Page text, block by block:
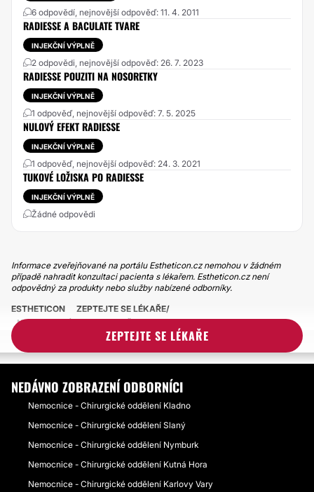
6 odpovědí, nejnovější odpověď: 11. 4. 2011
RADIESSE A BACULATE TVARE
INJEKČNÍ VÝPLNĚ
2 odpovědi, nejnovější odpověď: 26. 7. 2023
RADIESSE POUZITI NA NOSORETKY
INJEKČNÍ VÝPLNĚ
1 odpověď, nejnovější odpověď: 7. 5. 2025
NULOVÝ EFEKT RADIESSE
INJEKČNÍ VÝPLNĚ
1 odpověď, nejnovější odpověď: 24. 3. 2021
TUKOVÉ LOŽISKA PO RADIESSE
INJEKČNÍ VÝPLNĚ
Žádné odpovědi
Informace zveřejňované na portálu Estheticon.cz nemohou v žádném
případě nahradit konzultaci pacienta s lékařem. Estheticon.cz není
odpovědný za produkty nebo služby nabízené odborníky.
ZEPTEJTE SE LÉKAŘE
ESTHETICON
ZEPTEJTE SE LÉKAŘE
NEINVAZIVNÍ LIFTING OBLIČEJE
ROZTROUŠENÁ SKLEROZA A RADIESSE
NEDÁVNO ZOBRAZENÍ ODBORNÍCI
Nemocnice - Chirurgické oddělení Kladno
Nemocnice - Chirurgické oddělení Slaný
Nemocnice - Chirurgické oddělení Nymburk
Nemocnice - Chirurgické oddělení Kutná Hora
Nemocnice - Chirurgické oddělení Karlovy Vary